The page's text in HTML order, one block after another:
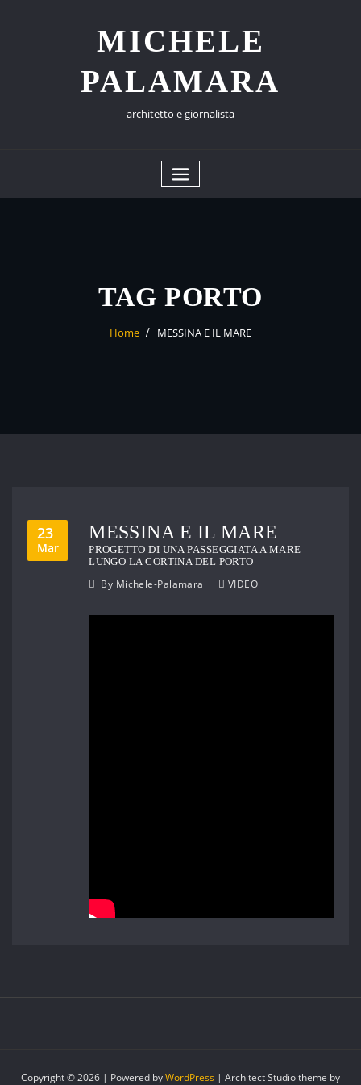
MICHELE
PALAMARA
architetto e giornalista
TAG PORTO
Home MESSINA E IL MARE
23
Mar
MESSINA E IL MARE
PROGETTO DI UNA PASSEGGIATA A MARE
LUNGO LA CORTINA DEL PORTO
By Michele-Palamara VIDEO
Copyright © 2026 | Powered byWordPress | Architect Studio theme by